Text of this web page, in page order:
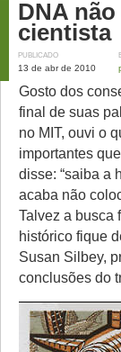
DNA
cientista
PUBLICADO
13 de abr de 2010
Gosto dos
final de suas
no MIT, ouvi o
importantes
disse: “saiba a
acaba não
Talvez a busca
histórico fique
Susan Silbey,
conclusões do